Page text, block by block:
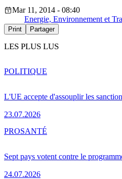
Mar 11, 2014 - 08:40
Energie, Environnement et
Print Partager
LES PLUS LUS
L'UE accepte d'assouplir les
23.07.2026
POLITIQUE
Sept pays votent contre le
24.07.2026
PROSANTÉ